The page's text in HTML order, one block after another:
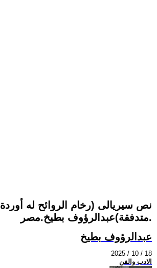
نص سيريالى (رخام الروائح له أوردة
متدفقة)عبدالرؤوف بطيخ.مصر.
عبدالرؤوف بطيخ
2025 / 10 / 18
الادب والفن